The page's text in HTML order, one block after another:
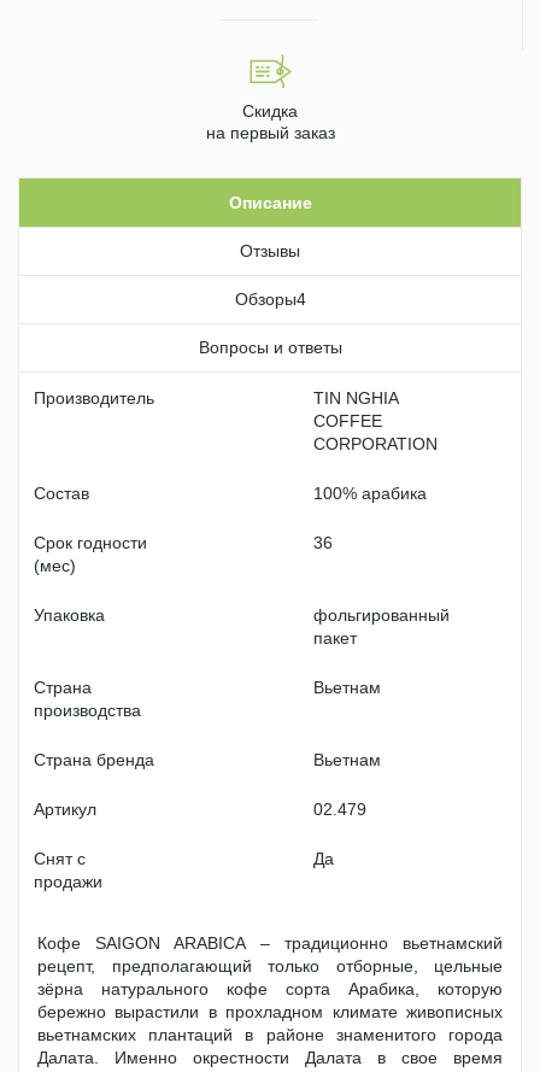
Скидка
на первый заказ
Описание
Отзывы
Обзоры4
Вопросы и ответы
Производитель
TIN NGHIA
COFFEE
CORPORATION
Состав 100% арабика
Срок годности
(мес)
36
Упаковка
фольгированный
пакет
Страна
производства
Вьетнам
Страна бренда Вьетнам
Артикул 02.479
Снят с
продажи
Да
Кофе SAIGON ARABICA – традиционно вьетнамский
рецепт, предполагающий только отборные, цельные
зёрна натурального кофе сорта Арабика, которую
бережно вырастили в прохладном климате живописных
вьетнамских плантаций в районе знаменитого города
Далата. Именно окрестности Далата в свое время